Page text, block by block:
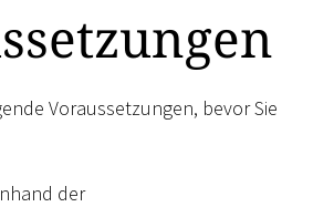
Voraussetzungen, bevor Sie
der